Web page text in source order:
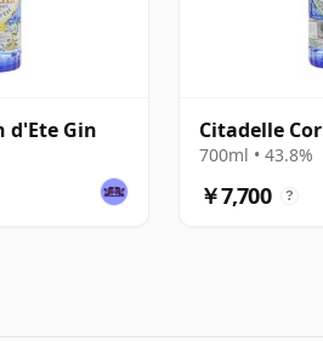
d'Ete Gin Citadelle
700ml • 43.8%
￥7,700 ?